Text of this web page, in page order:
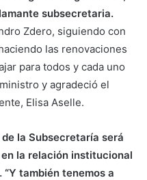
subsecretaria.
Zdero, siguiendo con
las renovaciones
para todos y cada uno
y agradeció el
Elisa Aselle.
la Subsecretaría será
la relación institucional
también tenemos a